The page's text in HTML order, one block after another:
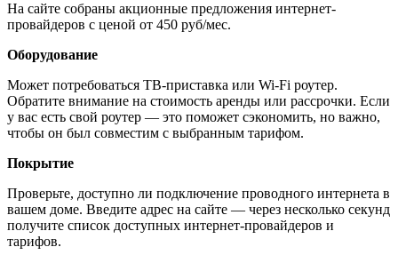
На сайте собраны акционные предложения интернет-
провайдеров с ценой от 450 руб/мес.
Оборудование
Может потребоваться ТВ-приставка или Wi-Fi роутер.
Обратите внимание на стоимость аренды или рассрочки. Если
у вас есть свой роутер — это поможет сэкономить, но важно,
чтобы он был совместим с выбранным тарифом.
Покрытие
Проверьте, доступно ли подключение проводного интернета в
вашем доме. Введите адрес на сайте — через несколько секунд
получите список доступных интернет-провайдеров и
тарифов.